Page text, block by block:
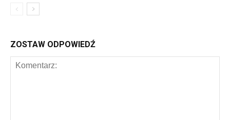
ZOSTAW ODPOWIEDŹ